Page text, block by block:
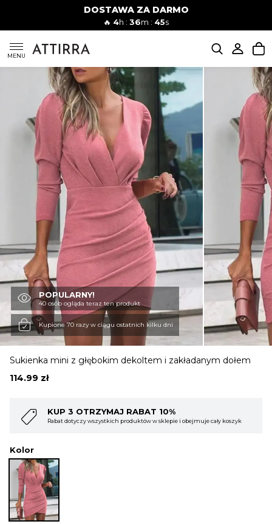
DOSTAWA ZA DARMO
🔥 4h : 36m : 44s
MENU
Mężczyźni
SUKIENKI
KOMBINEZONY
STROJE KĄPIELOWE
BLUZKI
OBUWIE
BIELIZNA
SWETRY
OKRYCIA WIERZCHNIE
POPULARNY!
40 osób ogląda teraz ten produkt
Kupione 70 razy w ciągu ostatnich kilku dni
Sukienka mini z głębokim dekoltem i zakładanym dołem
114.99 zł
i obejmuje cały koszyk
KUP 4 OTRZYMAJ RABAT 15%
Rabat dotyczy wszystkich produktów w sklepie i
Kolor